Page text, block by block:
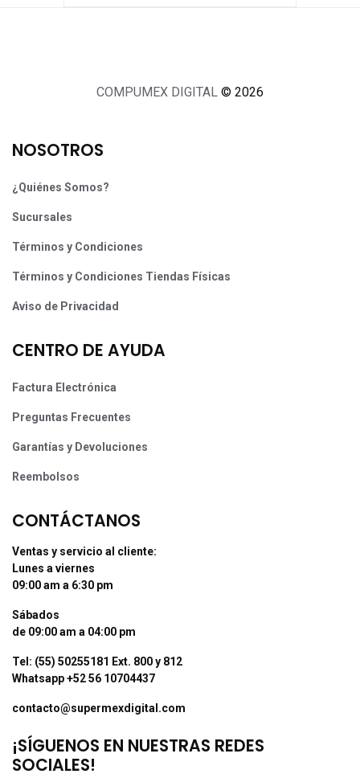
COMPUMEX DIGITAL © 2026
NOSOTROS
¿Quiénes Somos?
Sucursales
Términos y Condiciones
Términos y Condiciones Tiendas Físicas
Aviso de Privacidad
CENTRO DE AYUDA
Factura Electrónica
Preguntas Frecuentes
Garantías y Devoluciones
Reembolsos
CONTÁCTANOS
Ventas y servicio al cliente:
Lunes a viernes
09:00 am a 6:30 pm
Sábados
de 09:00 am a 04:00 pm
Tel: (55) 50255181 Ext. 800 y 812
Whatsapp +52 56 10704437
contacto@supermexdigital.com
¡SÍGUENOS EN NUESTRAS REDES
SOCIALES!